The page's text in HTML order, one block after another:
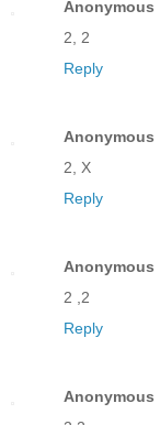
Anonymous
2, 2
Reply
Anonymous
2, X
Reply
Anonymous
2 ,2
Reply
Anonymous